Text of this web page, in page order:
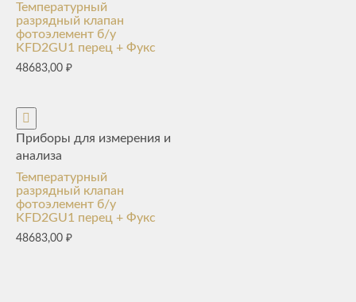
Температурный
разрядный клапан
фотоэлемент б/у
KFD2GU1 перец + Фукс
48683,00 ₽
Приборы для измерения и
анализа
Температурный
разрядный клапан
фотоэлемент б/у
KFD2GU1 перец + Фукс
48683,00 ₽